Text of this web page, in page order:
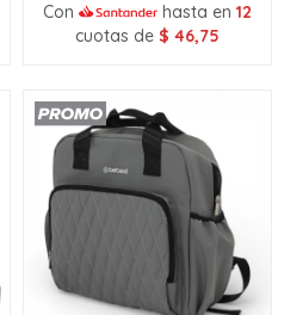
Con hasta en 12
cuotas de $ 46,75